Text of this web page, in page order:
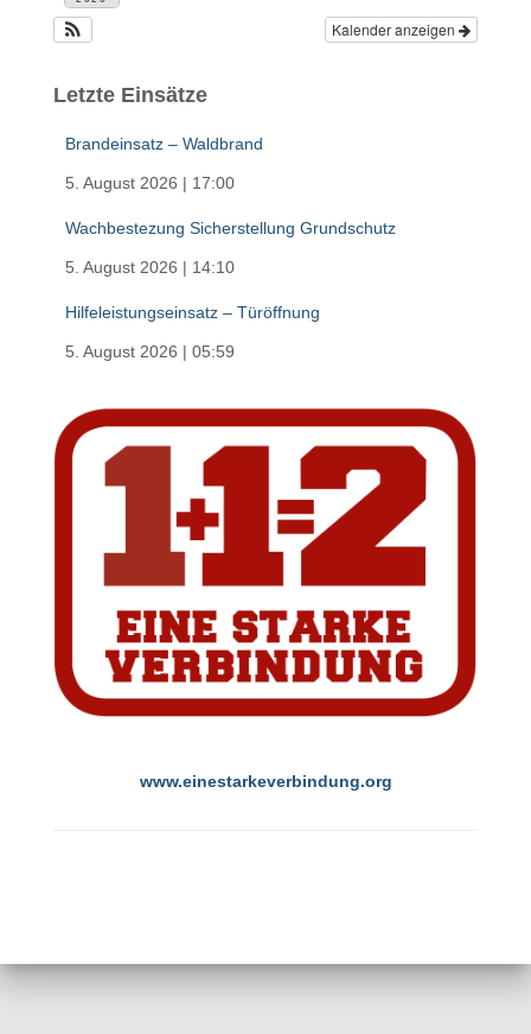
Kalender anzeigen
Letzte Einsätze
Brandeinsatz – Waldbrand
5. August 2026 | 17:00
Wachbestezung Sicherstellung Grundschutz
5. August 2026 | 14:10
Hilfeleistungseinsatz – Türöffnung
5. August 2026 | 05:59
www.einestarkeverbindung.org